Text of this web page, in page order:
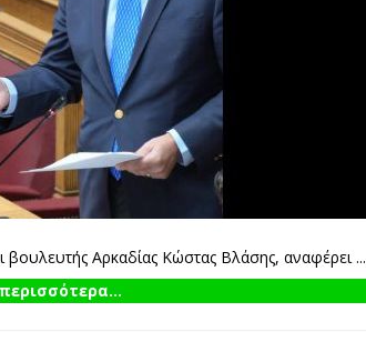
Αρκαδίας Κώστας Βλάσης, αναφέρει ...